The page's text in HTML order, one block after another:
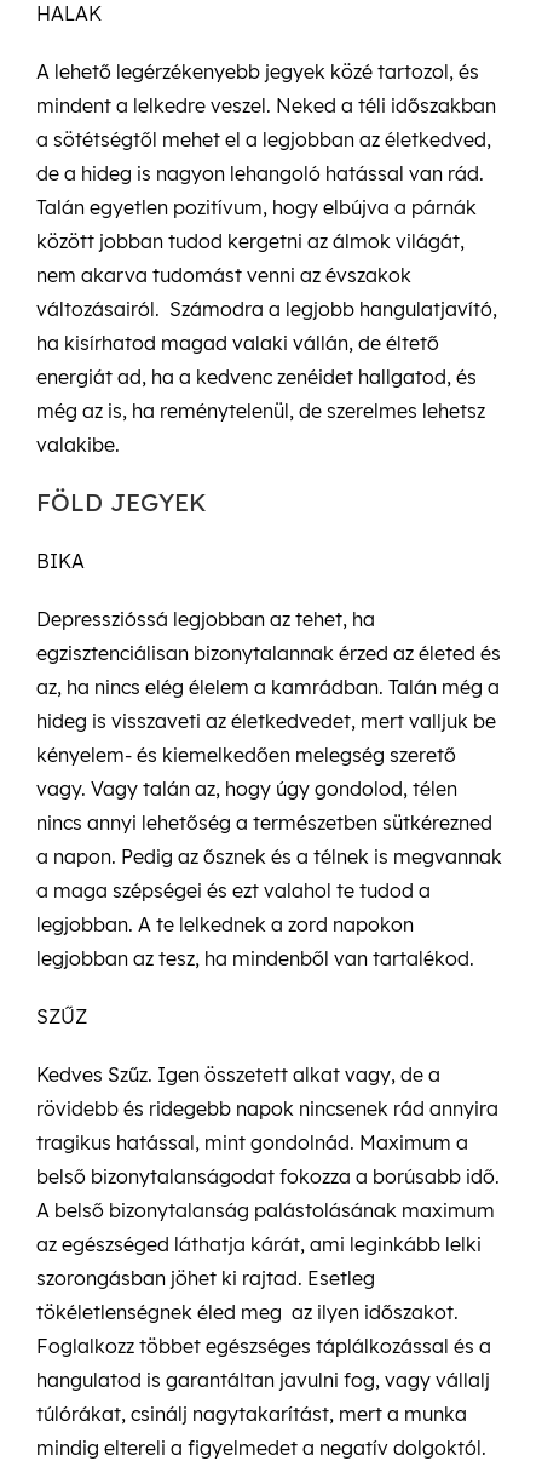
HALAK
A lehető legérzékenyebb jegyek közé tartozol, és
mindent a lelkedre veszel. Neked a téli időszakban
a sötétségtől mehet el a legjobban az életkedved,
de a hideg is nagyon lehangoló hatással van rád.
Talán egyetlen pozitívum, hogy elbújva a párnák
között jobban tudod kergetni az álmok világát,
nem akarva tudomást venni az évszakok
változásairól. Számodra a legjobb hangulatjavító,
ha kisírhatod magad valaki vállán, de éltető
energiát ad, ha a kedvenc zenéidet hallgatod, és
még az is, ha reménytelenül, de szerelmes lehetsz
valakibe.
FÖLD JEGYEK
BIKA
Depresszióssá legjobban az tehet, ha
egzisztenciálisan bizonytalannak érzed az életed és
az, ha nincs elég élelem a kamrádban. Talán még a
hideg is visszaveti az életkedvedet, mert valljuk be
kényelem- és kiemelkedően melegség szerető
vagy. Vagy talán az, hogy úgy gondolod, télen
nincs annyi lehetőség a természetben sütkérezned
a napon. Pedig az ősznek és a télnek is megvannak
a maga szépségei és ezt valahol te tudod a
legjobban. A te lelkednek a zord napokon
legjobban az tesz, ha mindenből van tartalékod.
SZŰZ
Kedves Szűz. Igen összetett alkat vagy, de a
rövidebb és ridegebb napok nincsenek rád annyira
tragikus hatással, mint gondolnád. Maximum a
belső bizonytalanságodat fokozza a borúsabb idő.
A belső bizonytalanság palástolásának maximum
az egészséged láthatja kárát, ami leginkább lelki
szorongásban jöhet ki rajtad. Esetleg
tökéletlenségnek éled meg az ilyen időszakot.
Foglalkozz többet egészséges táplálkozással és a
hangulatod is garantáltan javulni fog, vagy vállalj
túlórákat, csinálj nagytakarítást, mert a munka
mindig eltereli a figyelmedet a negatív dolgoktól.